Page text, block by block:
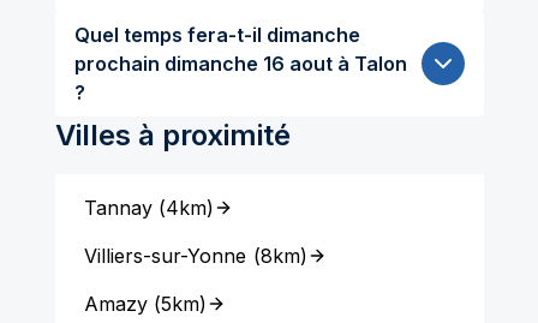
Quel temps fera-t-il dimanche
prochain dimanche 16 aout à Talon
?
Villes à proximité
Tannay(4km)
Villiers-sur-Yonne (8km)
Amazy(5km)